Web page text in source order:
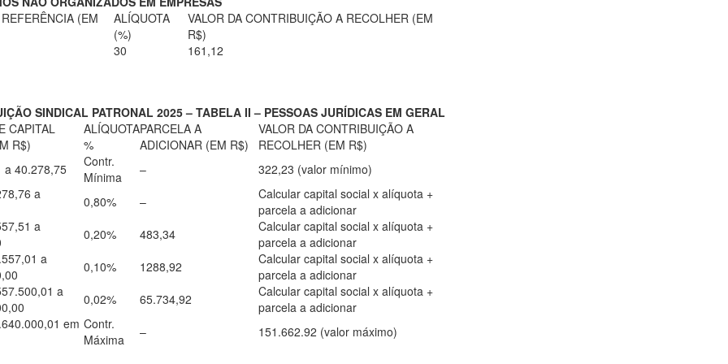
(EM
ALÍQUOTA
(%)
VALOR DA CONTRIBUIÇÃO A RECOLHER (EM
R$)
30
161,12
SINDICAL PATRONAL 2025 – TABELA II – PESSOAS JURÍDICAS EM GERAL
CAPITAL
R$)
ALÍQUOTA
%
PARCELA A
ADICIONAR (EM R$)
VALOR DA CONTRIBUIÇÃO A
RECOLHER (EM R$)
a 40.278,75
Contr.
Mínima
–
322,23 (valor mínimo)
a
0,80% –
Calcular capital social x alíquota +
parcela a adicionar
a
0,20% 483,34
Calcular capital social x alíquota +
parcela a adicionar
a
0,10% 1288,92
Calcular capital social x alíquota +
parcela a adicionar
a
0,02% 65.734,92
Calcular capital social x alíquota +
parcela a adicionar
em Contr.
Máxima
– 151.662.92 (valor máximo)